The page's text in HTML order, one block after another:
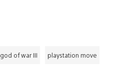
god of war III playstation move